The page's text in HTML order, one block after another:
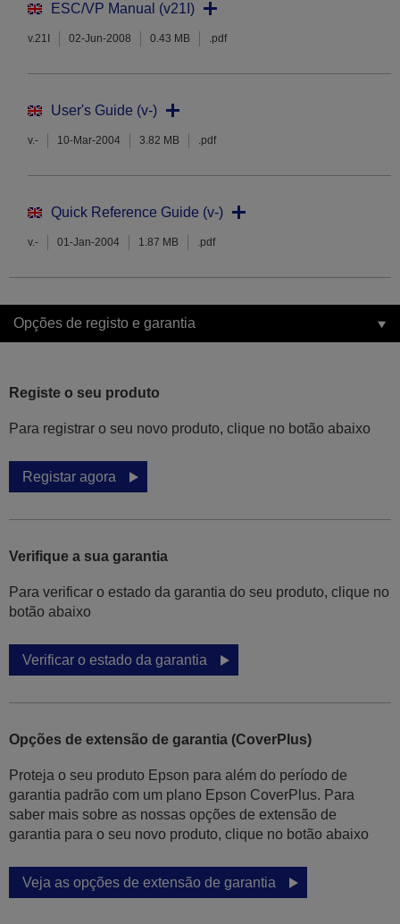
ESC/VP Manual (v21I)
v.21I 02-Jun-2008 0.43 MB .pdf
User's Guide (v-)
v.- 10-Mar-2004 3.82 MB .pdf
Quick Reference Guide (v-)
v.- 01-Jan-2004 1.87 MB .pdf
Opções de registo e garantia
Registe o seu produto
Para registrar o seu novo produto, clique no botão abaixo
Registar agora
Verifique a sua garantia
Para verificar o estado da garantia do seu produto, clique no
botão abaixo
Verificar o estado da garantia
Opções de extensão de garantia (CoverPlus)
Proteja o seu produto Epson para além do período de
garantia padrão com um plano Epson CoverPlus. Para
saber mais sobre as nossas opções de extensão de
garantia para o seu novo produto, clique no botão abaixo
Veja as opções de extensão de garantia